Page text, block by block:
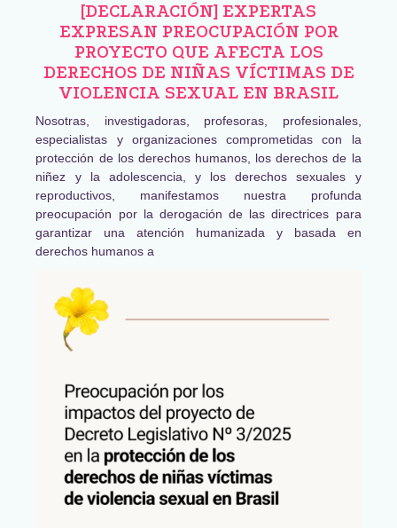
[DECLARACIÓN] EXPERTAS
EXPRESAN PREOCUPACIÓN POR
PROYECTO QUE AFECTA LOS
DERECHOS DE NIÑAS VÍCTIMAS DE
VIOLENCIA SEXUAL EN BRASIL
Nosotras, investigadoras, profesoras, profesionales,
especialistas y organizaciones comprometidas con la
protección de los derechos humanos, los derechos de la
niñez y la adolescencia, y los derechos sexuales y
reproductivos, manifestamos nuestra profunda
preocupación por la derogación de las directrices para
garantizar una atención humanizada y basada en
derechos humanos a